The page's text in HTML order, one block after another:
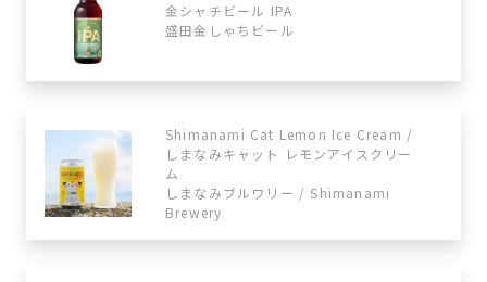
金シャチビール IPA
盛田金しゃちビール
Shimanami Cat Lemon Ice Cream /
しまなみキャット レモンアイスクリー
ム
しまなみブルワリー / Shimanami
Brewery